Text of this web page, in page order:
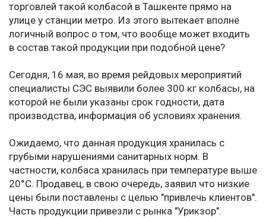
торговлей такой колбасой в Ташкенте прямо на
улице у станции метро. Из этого вытекает вполне
логичный вопрос о том, что вообще может входить
в состав такой продукции при подобной цене?
Сегодня, 16 мая, во время рейдовых мероприятий
специалисты СЭС выявили более 300 кг колбасы, на
которой не были указаны срок годности, дата
производства, информация об условиях хранения.
Ожидаемо, что данная продукция хранилась с
грубыми нарушениями санитарных норм. В
частности, колбаса хранилась при температуре выше
20°C. Продавец, в свою очередь, заявил что низкие
цены были поставлены с целью "привлечь клиентов".
Часть продукции привезли с рынка "Урикзор".